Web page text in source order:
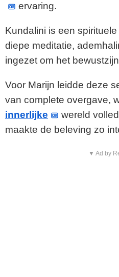
ervaring.
Kundalini is een
diepe meditatie,
ingezet om het
Voor Marijn leidde deze
van complete overgave,
innerlijke
wereld
maakte de beleving zo
▼ Ad by